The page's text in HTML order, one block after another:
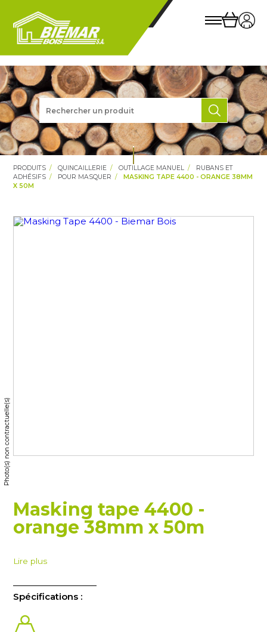
PRODUITS QUINCAILLERIE OUTILLAGE MANUEL
RUBANS ET
ADHÉSIFS
POUR MASQUER
MASKING TAPE 4400 - ORANGE 38MM
X 50M
Photo(s) non contractuelle(s)
Masking tape 4400 -
orange 38mm x 50m
Lire plus
Spécifications :